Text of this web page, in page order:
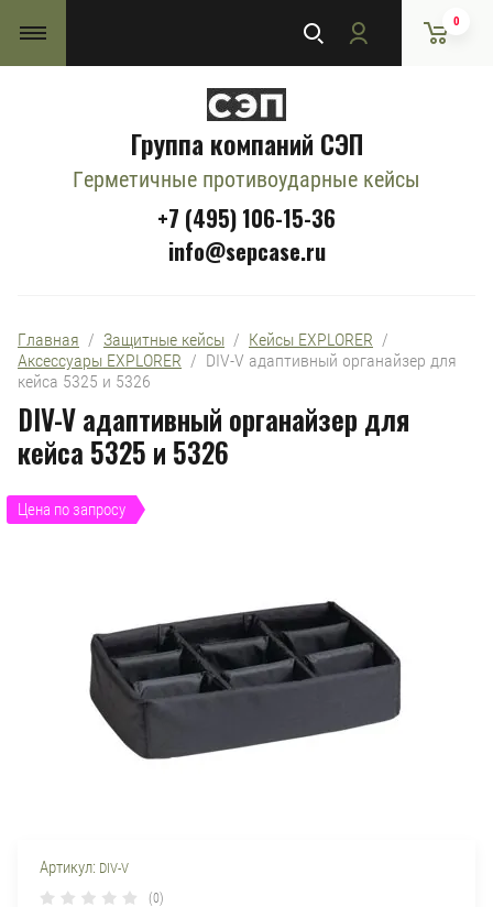
0
Группа компаний СЭП
Герметичные противоударные кейсы
+7 (495) 106-15-36
info@sepcase.ru
Главная
  /
Защитные кейсы
  /
Кейсы EXPLORER
Аксессуары EXPLORER
  /  DIV-V адаптивный органайзер для
кейса 5325 и 5326
DIV-V адаптивный органайзер для
кейса 5325 и 5326
Цена по запросу
Артикул: DIV-V
(0)